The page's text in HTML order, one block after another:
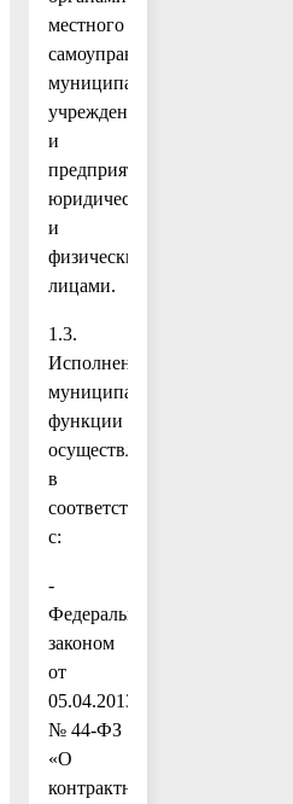
местного
самоуправления,
муниципальными
учреждениями
и
предприятиями,
юридическими
и
физическими
лицами.
1.3.
Исполнение
муниципальной
функции
осуществляется
в
соответствии
с:
-
Федеральным
законом
от
05.04.2013
№ 44-ФЗ
«О
контрактной